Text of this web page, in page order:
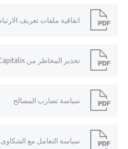
اتفاقية ملفات تعريف
تحذير المخاطر من Capitalix
سياسة تضارب المصالح
سياسة التعامل مع الشكاوى